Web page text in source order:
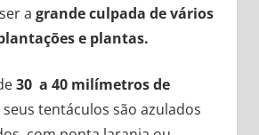
a grande culpada de vários
e plantas.
30 a 40 milímetros de
tentáculos são azulados